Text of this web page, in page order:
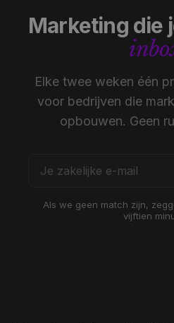
Marketing die
Elke twee weken één
voor bedrijven die
opbouwen. Geen
Als we geen match zijn,
vijftien